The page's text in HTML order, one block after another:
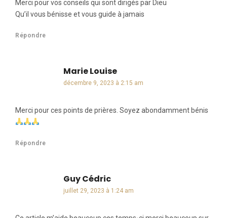
Merci pour vos conseils qui sont dirigés par Dieu
Qu’il vous bénisse et vous guide à jamais
Répondre
Marie Louisedit :
décembre 9, 2023 à 2:15 am
Merci pour ces points de prières. Soyez abondamment bénis
Répondre
Guy Cédricdit :
juillet 29, 2023 à 1:24 am